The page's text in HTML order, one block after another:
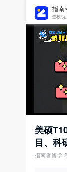
指南
选校/
美硕
目、科
指南者留学